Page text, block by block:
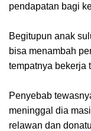
pendapatan bagi
Begitupun anak
bisa menambah
tempatnya bekerja
Penyebab
meninggal dia
relawan dan